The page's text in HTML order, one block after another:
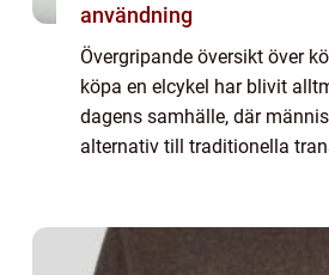
användning
Övergripande översikt över
köpa en elcykel har blivit
dagens samhälle, där
alternativ till traditionella